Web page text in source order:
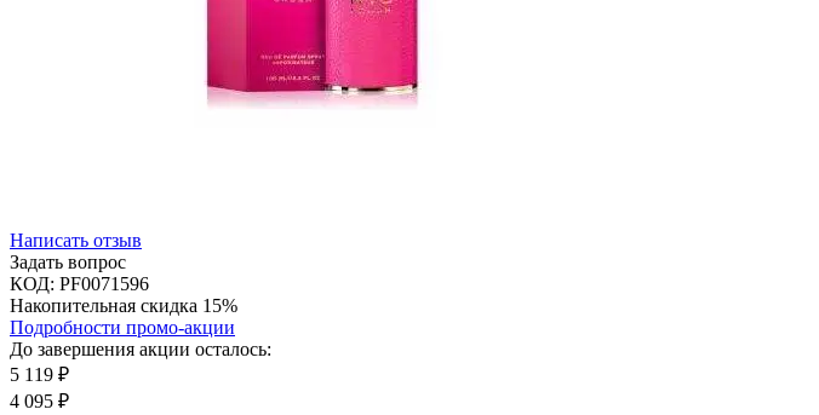
Написать отзыв
Задать вопрос
КОД: PF0071596
Накопительная скидка 15%
Подробности промо-акции
До завершения акции осталось:
5 119 ₽
4 095 ₽